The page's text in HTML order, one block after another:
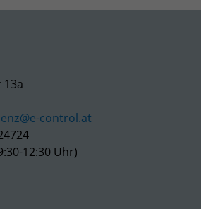
13a
control.at
12:30 Uhr)